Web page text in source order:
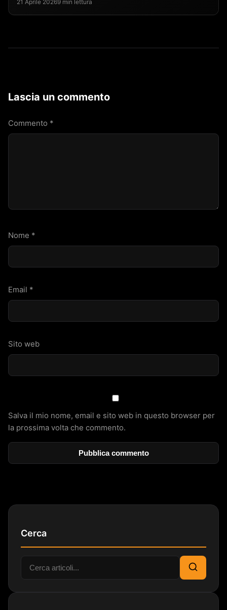
21 Aprile 20269 min lettura
Lascia un commento
Commento *
Nome *
Email *
Sito web
Salva il mio nome, email e sito web in questo browser per
la prossima volta che commento.
Cerca
Cerca:
Cerca